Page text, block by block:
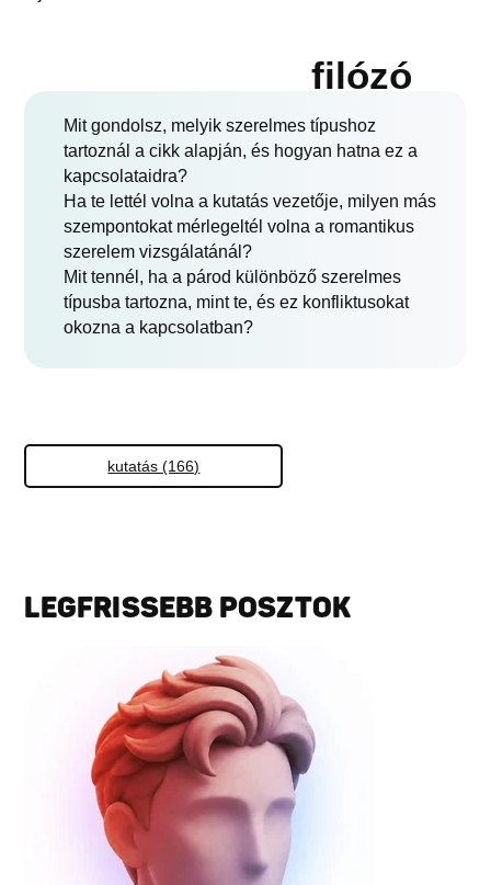
filózó
Mit gondolsz, melyik szerelmes típushoz
tartoznál a cikk alapján, és hogyan hatna ez a
kapcsolataidra?
Ha te lettél volna a kutatás vezetője, milyen más
szempontokat mérlegeltél volna a romantikus
szerelem vizsgálatánál?
Mit tennél, ha a párod különböző szerelmes
típusba tartozna, mint te, és ez konfliktusokat
okozna a kapcsolatban?
kutatás (166)
LEGFRISSEBB POSZTOK